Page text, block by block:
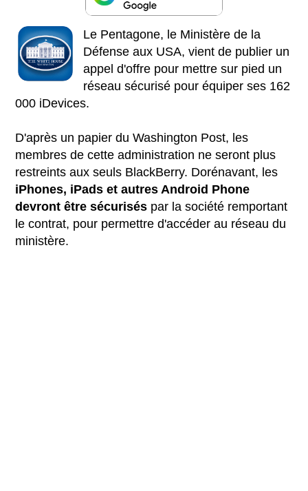
Le Pentagone, le Ministère de la
Défense aux USA, vient de publier un
appel d'offre pour mettre sur pied un
réseau sécurisé pour équiper ses 162
000 iDevices.
D'après un papier du Washington Post, les
membres de cette administration ne seront plus
restreints aux seuls BlackBerry. Dorénavant, les
iPhones, iPads et autres Android Phone
devront être sécurisés par la société remportant
le contrat, pour permettre d'accéder au réseau du
ministère.